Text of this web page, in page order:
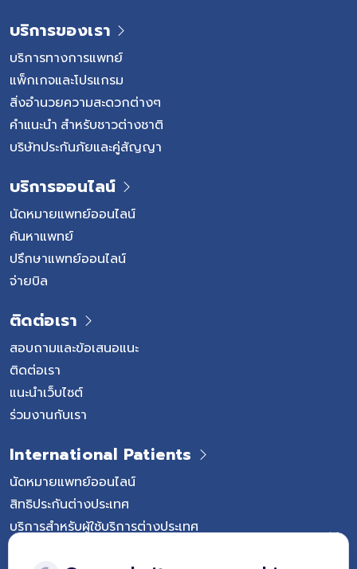
บริการของเรา
บริการทางการแพทย์
แพ็กเกจและโปรแกรม
สิ่งอำนวยความสะดวกต่างๆ
คำแนะนำ สำหรับชาวต่างชาติ
บริษัทประกันภัยและคู่สัญญา
บริการออนไลน์
นัดหมายแพทย์ออนไลน์
ค้นหาแพทย์
ปรึกษาแพทย์ออนไลน์
จ่ายบิล
ติดต่อเรา
สอบถามและข้อเสนอแนะ
ติดต่อเรา
แนะนำเว็บไซต์
ร่วมงานกับเรา
International Patients
นัดหมายแพทย์ออนไลน์
สิทธิประกันต่างประเทศ
บริการสำหรับผู้ใช้บริการต่างประเทศ